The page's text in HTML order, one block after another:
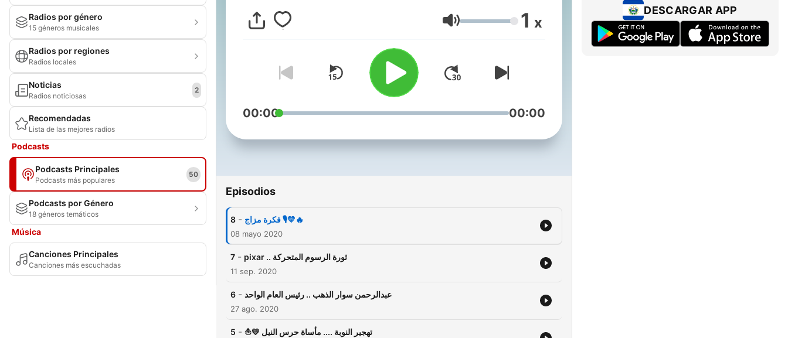
Radios por género
15 géneros musicales
Radios por regiones
Radios locales
Noticias
Radios noticiosas
2
Recomendadas
Lista de las mejores radios
Podcasts
Podcasts Principales
Podcasts más populares
50
Podcasts por Género
18 géneros temáticos
Música
Canciones Principales
Canciones más escuchadas
Volumen 1 x
00:00 00:00
Episodios
8 - فكرة مزاج 🎙💛🔥
08 mayo 2020
7 - pixar .. ثورة الرسوم المتحركة
11 sep. 2020
6 - عبدالرحمن سوار الذهب .. رئيس العام الواحد
27 ago. 2020
5 - ⛵💛 تهجير النوبة .... مأساة حرس النيل
DESCARGAR APP